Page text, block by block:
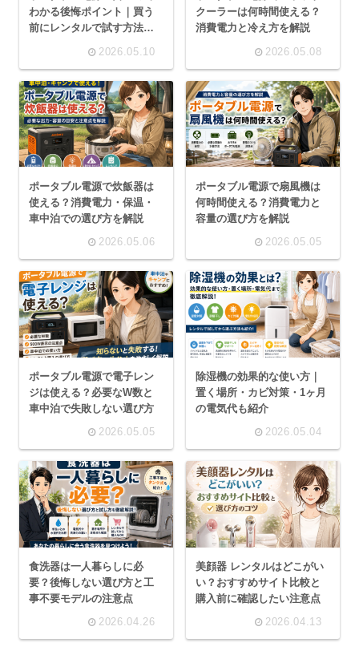
わかる後悔ポイント｜買う
前にレンタルで試す方法も
2026.05.10
クーラーは何時間使える？
消費電力と冷え方を解説
2026.05.08
ポータブル電源で炊飯器は
使える？消費電力・保温・
車中泊での選び方を解説
2026.05.06
ポータブル電源で扇風機は
何時間使える？消費電力と
容量の選び方を解説
2026.05.05
ポータブル電源で電子レン
ジは使える？必要なW数と
車中泊で失敗しない選び方
2026.05.05
除湿機の効果的な使い方｜
置く場所・カビ対策・1ヶ月
の電気代も紹介
2026.05.04
食洗器は一人暮らしに必
要？後悔しない選び方と工
事不要モデルの注意点
2026.04.26
美顔器 レンタルはどこがい
い？おすすめサイト比較と
購入前に確認したい注意点
2026.04.13